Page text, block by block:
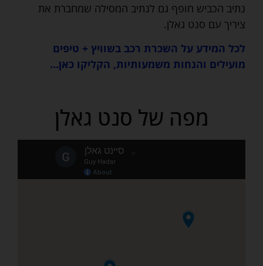
נתיב הכביש חופף גם לנתיב המסילה שמחברת את
ציריך עם סנט גאלן.
לכל המידע על השכרת רכב בשוויץ + טיפים
מועילים והנחות משמעותיות, הקליקו כאן…
מפה של סנט גאלן